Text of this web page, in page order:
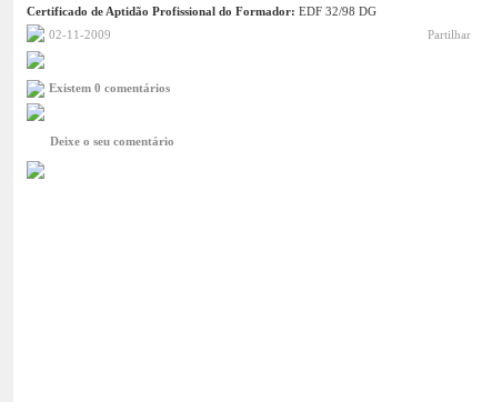
Certificado de Aptidão Profissional do Formador: EDF 32/98 DG
02-11-2009
Partilhar
Existem 0 comentários
Deixe o seu comentário